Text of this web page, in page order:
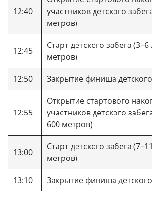
12:40
участников детского
метров)
12:45
Старт детского забега (3–6
метров)
12:50 Закрытие финиша
12:55
Открытие стартового
участников детского
600 метров)
13:00
Старт детского забега
метров)
13:10 Закрытие финиша